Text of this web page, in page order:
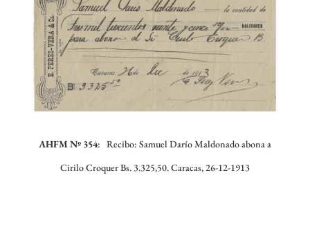
AHFM Nº 354: Recibo: Samuel Darío Maldonado abona a
Cirilo Croquer Bs. 3.325,50. Caracas, 26-12-1913